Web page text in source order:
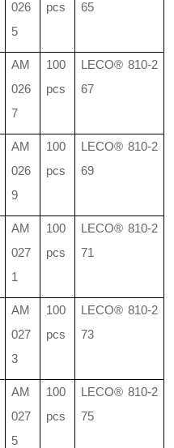
026
5
pcs
65
AM
026
7
100
pcs
LECO® 810-2
67
AM
026
9
100
pcs
LECO® 810-2
69
AM
027
1
100
pcs
LECO® 810-2
71
AM
027
3
100
pcs
LECO® 810-2
73
AM
027
5
100
pcs
LECO® 810-2
75